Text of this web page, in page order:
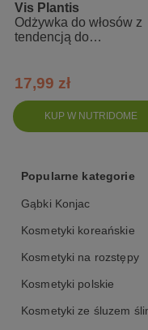
stosować zamiennie z
KUP W NUTRIDOME
Vis Plantis
Odżywka do włosów z
tendencją do
melisa
17,99 zł
Popularne kategorie
Gąbki Konjac
Kosmetyki koreańskie
Kosmetyki na rozstępy
Kosmetyki polskie
Kosmetyki ze śluzem